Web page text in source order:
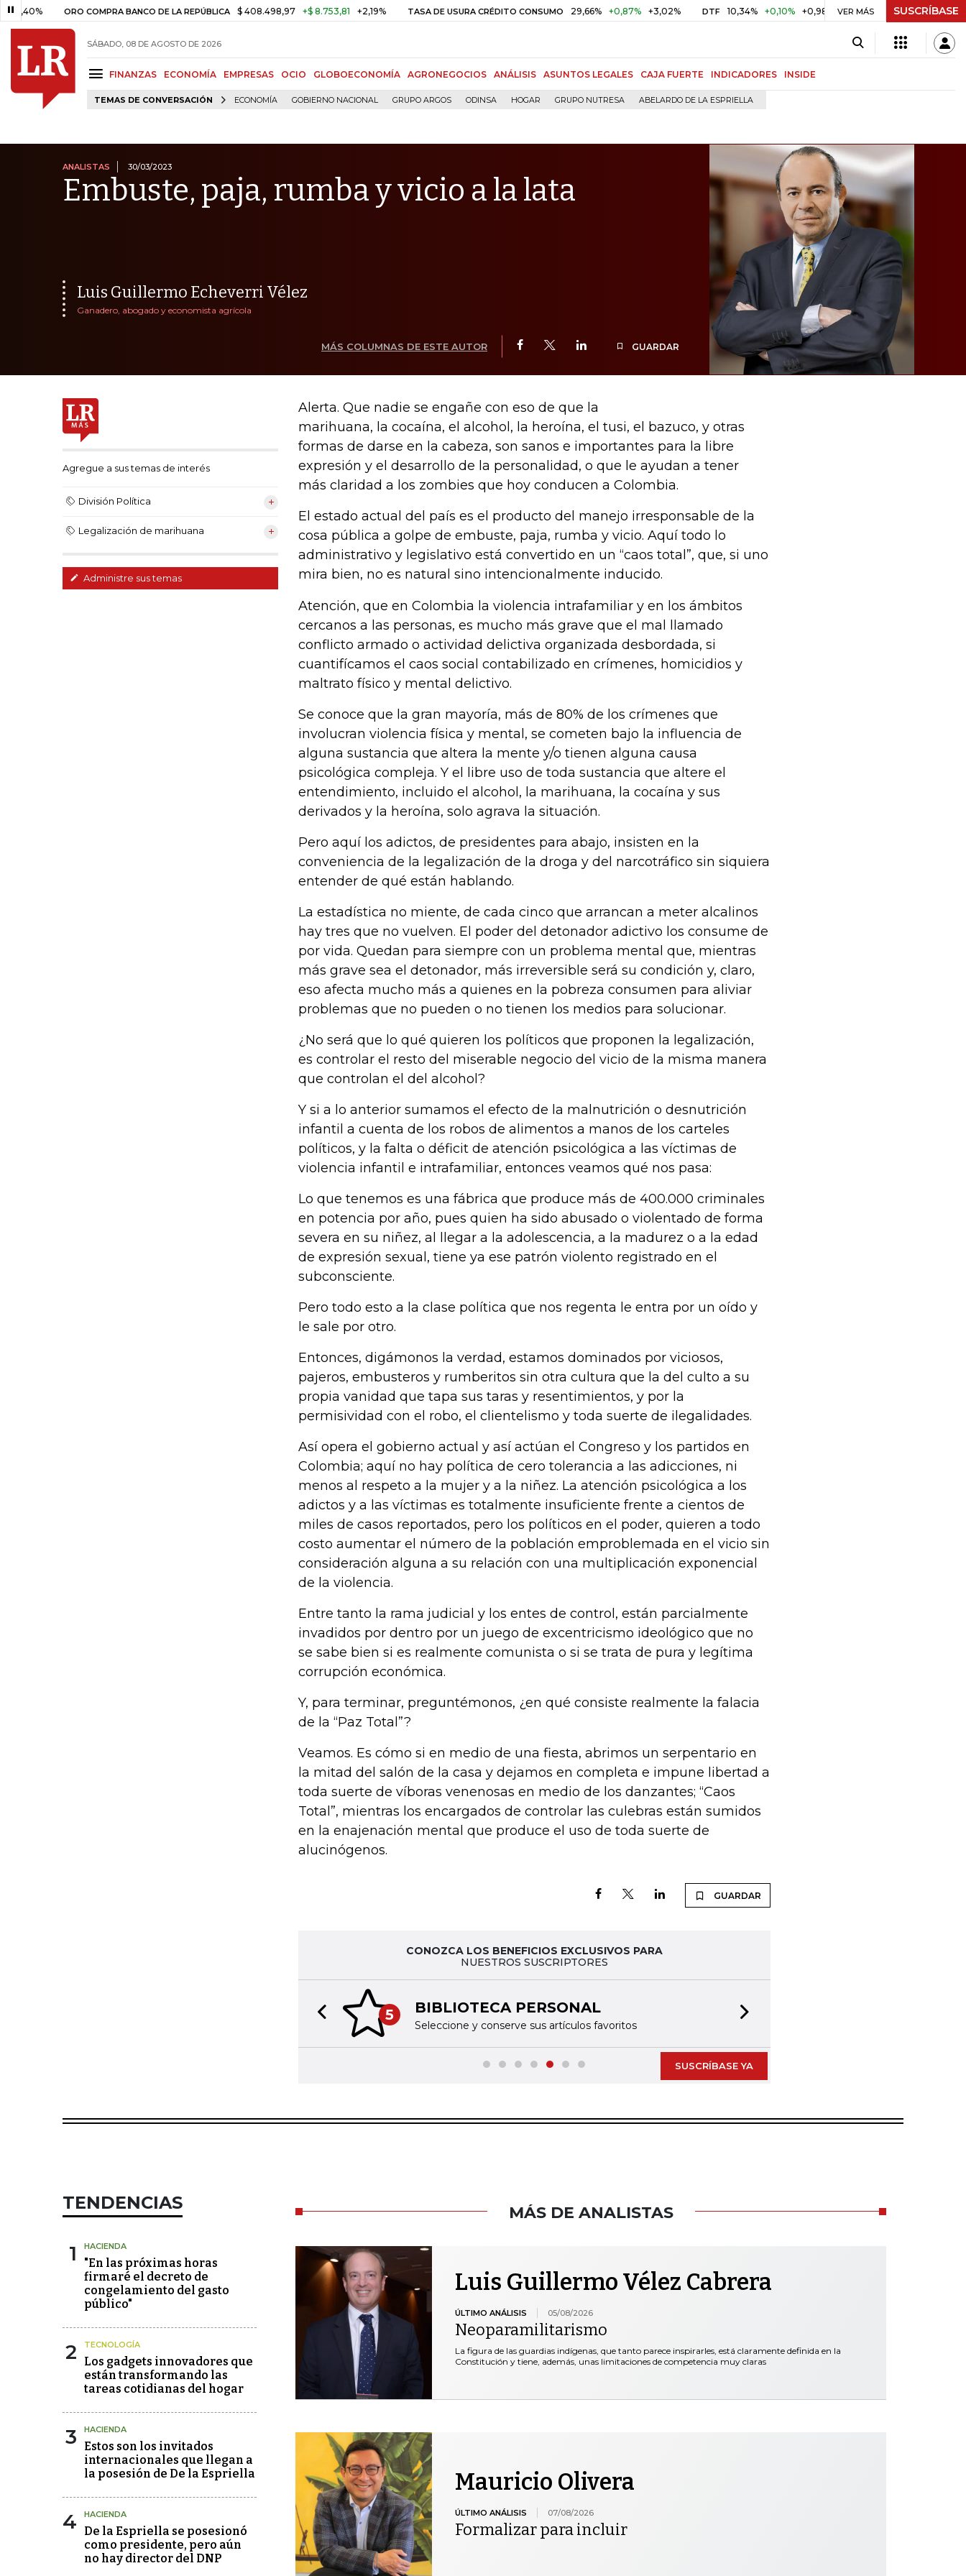
ORO COMPRA BANCO DE LA REPÚBLICA $ 408.498,97 +$ 8.753,81 +2,19% TASA DE USURA CRÉDITO CONSUMO 29,66% +0,87% +3,02% DTF 10,34% +0,10% +0,98% UVR $ 416,96 +$ 0,05 +0,01%
VER MÁS SUSCRÍBASE
SÁBADO, 08 DE AGOSTO DE 2026
FINANZAS ECONOMÍA EMPRESAS OCIO GLOBOECONOMÍA AGRONEGOCIOS ANÁLISIS ASUNTOS LEGALES CAJA FUERTE INDICADORES INSIDE
TEMAS DE CONVERSACIÓN ECONOMÍA GOBIERNO NACIONAL GRUPO ARGOS ODINSA HOGAR GRUPO NUTRESA ABELARDO DE LA ESPRIELLA
ANALISTAS 30/03/2023
Embuste, paja, rumba y vicio a la lata
Luis Guillermo Echeverri Vélez
Ganadero, abogado y economista agrícola
MÁS COLUMNAS DE ESTE AUTOR GUARDAR
Agregue a sus temas de interés
División Política
Legalización de marihuana
Administre sus temas
Alerta. Que nadie se engañe con eso de que la
marihuana, la cocaína, el alcohol, la heroína, el tusi, el bazuco, y otras
formas de darse en la cabeza, son sanos e importantes para la libre
expresión y el desarrollo de la personalidad, o que le ayudan a tener
más claridad a los zombies que hoy conducen a Colombia.
El estado actual del país es el producto del manejo irresponsable de la
cosa pública a golpe de embuste, paja, rumba y vicio. Aquí todo lo
administrativo y legislativo está convertido en un “caos total”, que, si uno
mira bien, no es natural sino intencionalmente inducido.
Atención, que en Colombia la violencia intrafamiliar y en los ámbitos
cercanos a las personas, es mucho más grave que el mal llamado
conflicto armado o actividad delictiva organizada desbordada, si
cuantifícamos el caos social contabilizado en crímenes, homicidios y
maltrato físico y mental delictivo.
Se conoce que la gran mayoría, más de 80% de los crímenes que
involucran violencia física y mental, se cometen bajo la influencia de
alguna sustancia que altera la mente y/o tienen alguna causa
psicológica compleja. Y el libre uso de toda sustancia que altere el
entendimiento, incluido el alcohol, la marihuana, la cocaína y sus
derivados y la heroína, solo agrava la situación.
Pero aquí los adictos, de presidentes para abajo, insisten en la
conveniencia de la legalización de la droga y del narcotráfico sin siquiera
entender de qué están hablando.
La estadística no miente, de cada cinco que arrancan a meter alcalinos
hay tres que no vuelven. El poder del detonador adictivo los consume de
por vida. Quedan para siempre con un problema mental que, mientras
más grave sea el detonador, más irreversible será su condición y, claro,
eso afecta mucho más a quienes en la pobreza consumen para aliviar
problemas que no pueden o no tienen los medios para solucionar.
¿No será que lo qué quieren los políticos que proponen la legalización,
es controlar el resto del miserable negocio del vicio de la misma manera
que controlan el del alcohol?
Y si a lo anterior sumamos el efecto de la malnutrición o desnutrición
infantil a cuenta de los robos de alimentos a manos de los carteles
políticos, y la falta o déficit de atención psicológica a las víctimas de
violencia infantil e intrafamiliar, entonces veamos qué nos pasa:
Lo que tenemos es una fábrica que produce más de 400.000 criminales
en potencia por año, pues quien ha sido abusado o violentado de forma
severa en su niñez, al llegar a la adolescencia, a la madurez o a la edad
de expresión sexual, tiene ya ese patrón violento registrado en el
subconsciente.
Pero todo esto a la clase política que nos regenta le entra por un oído y
le sale por otro.
Entonces, digámonos la verdad, estamos dominados por viciosos,
pajeros, embusteros y rumberitos sin otra cultura que la del culto a su
propia vanidad que tapa sus taras y resentimientos, y por la
permisividad con el robo, el clientelismo y toda suerte de ilegalidades.
Así opera el gobierno actual y así actúan el Congreso y los partidos en
Colombia; aquí no hay política de cero tolerancia a las adicciones, ni
menos al respeto a la mujer y a la niñez. La atención psicológica a los
adictos y a las víctimas es totalmente insuficiente frente a cientos de
miles de casos reportados, pero los políticos en el poder, quieren a todo
costo aumentar el número de la población emproblemada en el vicio sin
consideración alguna a su relación con una multiplicación exponencial
de la violencia.
Entre tanto la rama judicial y los entes de control, están parcialmente
invadidos por dentro por un juego de excentricismo ideológico que no
se sabe bien si es realmente comunista o si se trata de pura y legítima
corrupción económica.
Y, para terminar, preguntémonos, ¿en qué consiste realmente la falacia
de la “Paz Total”?
Veamos. Es cómo si en medio de una fiesta, abrimos un serpentario en
la mitad del salón de la casa y dejamos en completa e impune libertad a
toda suerte de víboras venenosas en medio de los danzantes; “Caos
Total”, mientras los encargados de controlar las culebras están sumidos
en la enajenación mental que produce el uso de toda suerte de
alucinógenos.
GUARDAR
CONOZCA LOS BENEFICIOS EXCLUSIVOS PARA
NUESTROS SUSCRIPTORES
5 BIBLIOTECA PERSONAL
Seleccione y conserve sus artículos favoritos
Previous slide
SUSCRÍBASE YA
TENDENCIAS
1 HACIENDA
"En las próximas horas
firmaré el decreto de
congelamiento del gasto
público"
2 TECNOLOGÍA
Los gadgets innovadores que
están transformando las
tareas cotidianas del hogar
3 HACIENDA
Estos son los invitados
internacionales que llegan a
la posesión de De la Espriella
4 HACIENDA
De la Espriella se posesionó
como presidente, pero aún
no hay director del DNP
MÁS DE ANALISTAS
Luis Guillermo Vélez Cabrera
ÚLTIMO ANÁLISIS 05/08/2026
Neoparamilitarismo
La figura de las guardias indígenas, que tanto parece inspirarles, está claramente definida en la
Constitución y tiene, además, unas limitaciones de competencia muy claras
Mauricio Olivera
ÚLTIMO ANÁLISIS 07/08/2026
Formalizar para incluir